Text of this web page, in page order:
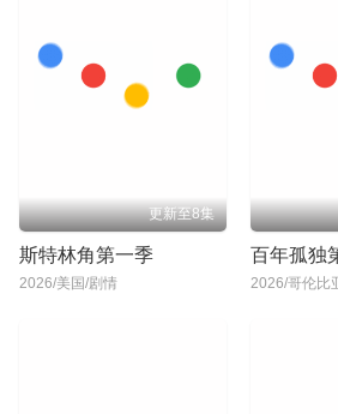
更新至8集
斯特林角第一季
2026/美国/剧情
百年孤独
2026/哥伦比